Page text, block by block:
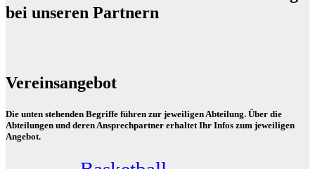
bei unseren Partnern
Vereinsangebot
Die unten stehenden Begriffe führen zur jeweiligen Abteilung. Über die
Abteilungen und deren Ansprechpartner erhaltet Ihr Infos zum jeweiligen
Angebot.